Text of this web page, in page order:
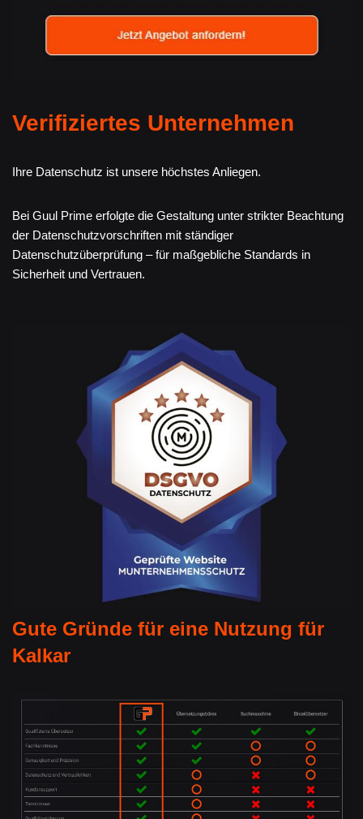
Verifiziertes Unternehmen
Ihre Datenschutz ist unsere höchstes Anliegen.
Bei Guul Prime erfolgte die Gestaltung unter strikter Beachtung
der Datenschutzvorschriften mit ständiger
Datenschutzüberprüfung – für maßgebliche Standards in
Sicherheit und Vertrauen.
Gute Gründe für eine Nutzung für
Kalkar